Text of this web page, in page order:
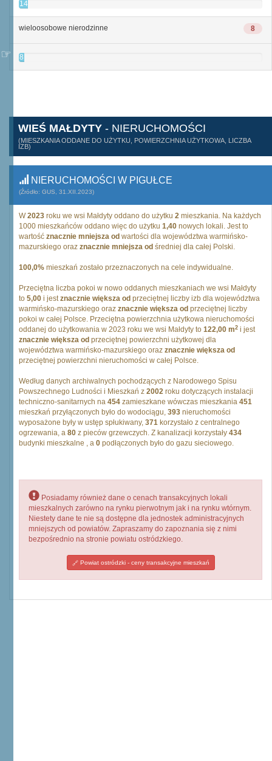
14
8
wieloosobowe nierodzinne
8
WIEŚ MAŁDYTY - NIERUCHOMOŚCI
(MIESZKANIA ODDANE DO UŻYTKU, POWIERZCHNIA UŻYTKOWA, LICZBA
IZB)
NIERUCHOMOŚCI W PIGUŁCE
(Źródło: GUS, 31.XII.2023)
W2023 roku we wsi Małdyty oddano do użytku 2 mieszkania. Na każdych
1000 mieszkańców oddano więc do użytku 1,40 nowych lokali. Jest to
wartość znacznie mniejsza od wartości dla województwa warmińsko-
mazurskiego oraz znacznie mniejsza od średniej dla całej Polski.
100,0% mieszkań zostało przeznaczonych na cele indywidualne.
Przeciętna liczba pokoi w nowo oddanych mieszkaniach we wsi Małdyty
to 5,00 i jestznacznie większa od przeciętnej liczby izb dla województwa
warmińsko-mazurskiego oraz znacznie większa od przeciętnej liczby
pokoi w całej Polsce. Przeciętna powierzchnia użytkowa nieruchomości
oddanej do użytkowania w 2023 roku we wsi Małdyty to 122,00 m2 i jest
znacznie większa od przeciętnej powierzchni użytkowej dla
województwa warmińsko-mazurskiego oraz znacznie większa od
przeciętnej powierzchni nieruchomości w całej Polsce.
Według danych archiwalnych pochodzących z Narodowego Spisu
Powszechnego Ludności i Mieszkań z 2002 roku dotyczących instalacji
techniczno-sanitarnych na 454 zamieszkane wówczas mieszkania 451
mieszkań przyłączonych było do wodociągu, 393 nieruchomości
wyposażone były w ustęp spłukiwany, 371 korzystało z centralnego
ogrzewania, a 80 z pieców grzewczych. Z kanalizacji korzystały 434
budynki mieszkalne , a 0 podłączonych było do gazu sieciowego.
Posiadamy również dane o cenach transakcyjnych lokali
mieszkalnych zarówno na rynku pierwotnym jak i na rynku wtórnym.
Niestety dane te nie są dostępne dla jednostek administracyjnych
mniejszych od powiatów. Zapraszamy do zapoznania się z nimi
bezpośrednio na stronie powiatu ostródzkiego.
Powiat ostródzki - ceny transakcyjne mieszkań